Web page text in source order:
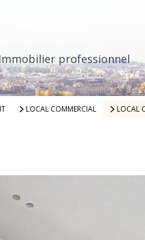
Immobilier professionnel
LOCAL COMMERCIAL LOCAL